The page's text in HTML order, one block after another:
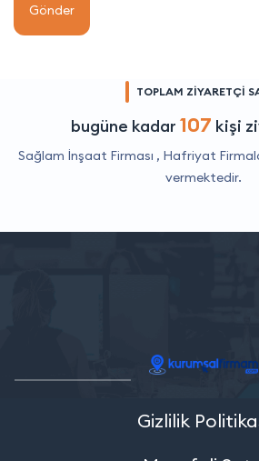
Gönder
TOPLAM ZİYARETÇİ
bugüne kadar 107 kişi
Sağlam İnşaat Firması , Hafriyat
vermektedir.
Gizlilik